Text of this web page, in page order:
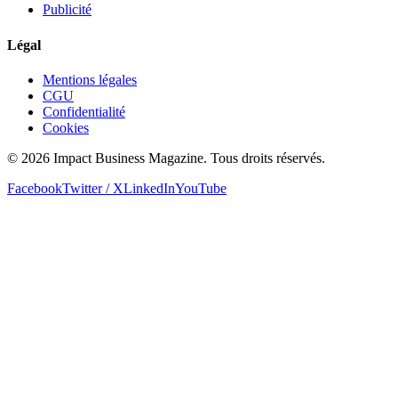
Publicité
Légal
Mentions légales
CGU
Confidentialité
Cookies
© 2026 Impact Business Magazine. Tous droits réservés.
FacebookTwitter / XLinkedInYouTube